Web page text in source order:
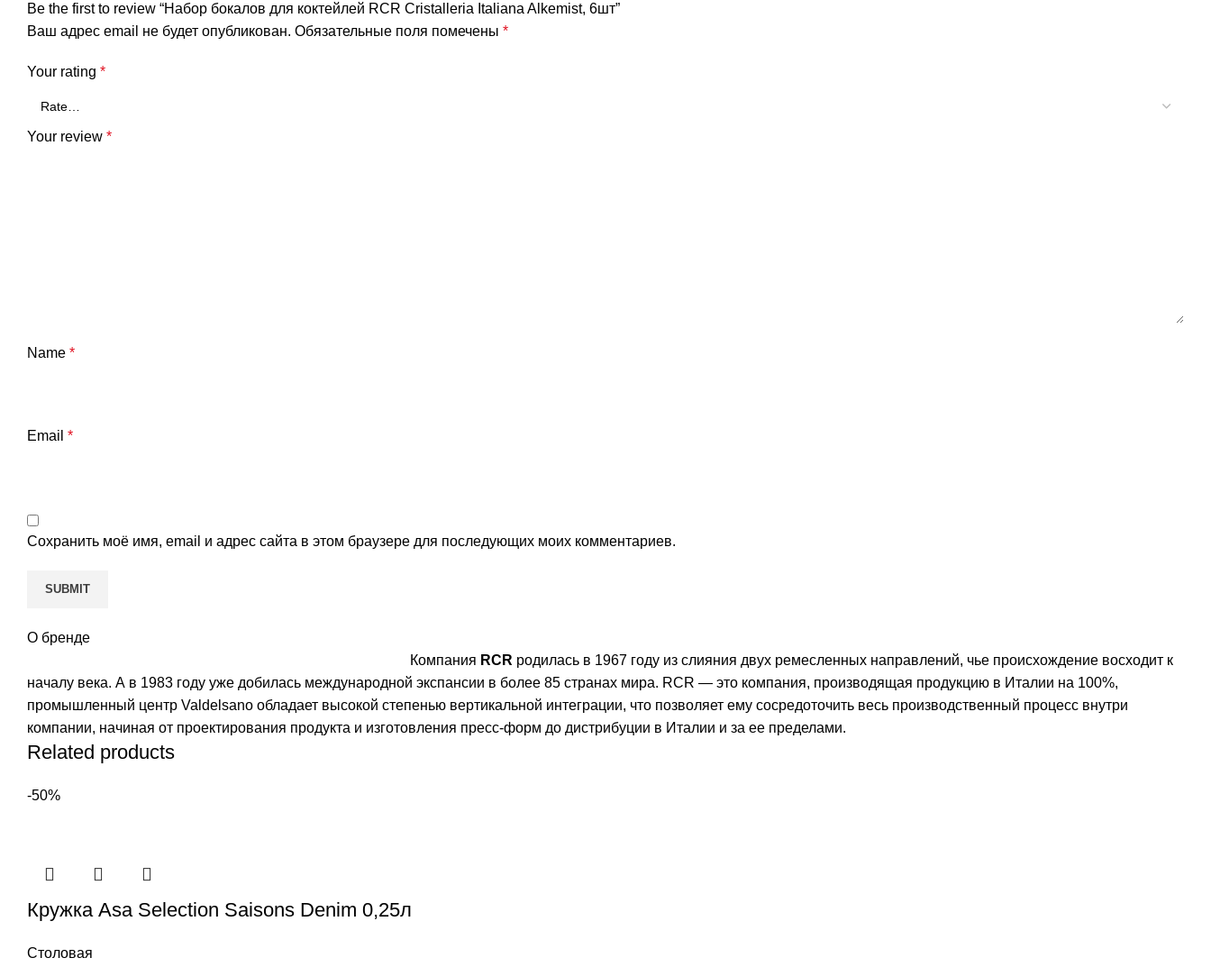
Be the first to review “Набор бокалов для коктейлей RCR Cristalleria Italiana Alkemist, 6шт”
Ваш адрес email не будет опубликован. Обязательные поля помечены *
Your rating *
Your review *
Name *
Email *
Сохранить моё имя, email и адрес сайта в этом браузере для последующих моих комментариев.
О бренде
Компания RCR родилась в 1967 году из слияния двух ремесленных направлений, чье происхождение восходит к
началу века. А в 1983 году уже добилась международной экспансии в более 85 странах мира. RCR — это компания, производящая продукцию в Италии на 100%,
промышленный центр Valdelsano обладает высокой степенью вертикальной интеграции, что позволяет ему сосредоточить весь производственный процесс внутри
компании, начиная от проектирования продукта и изготовления пресс-форм до дистрибуции в Италии и за ее пределами.
Related products
-50%
Кружка Asa Selection Saisons Denim 0,25л
Столовая